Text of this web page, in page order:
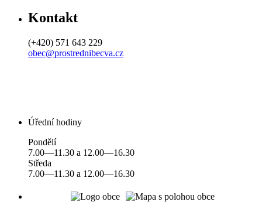
Kontakt
(+420) 571 643 229
obec@prostrednibecva.cz
Úřední hodiny
Pondělí
7.00—11.30 a 12.00—16.30
Středa
7.00—11.30 a 12.00—16.30